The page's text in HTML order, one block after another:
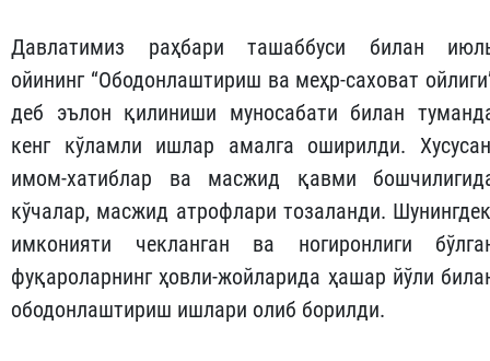
Давлатимиз раҳбари ташаббуси билан
ойининг “Ободонлаштириш ва меҳр-саховат
деб эълон қилиниши муносабати билан
кенг кўламли ишлар амалга оширилди.
имом-хатиблар ва масжид қавми
кўчалар, масжид атрофлари тозаланди.
имконияти чекланган ва ногиронлиги
фуқароларнинг ҳовли-жойларида ҳашар йўли
ободонлаштириш ишлари олиб борилди.